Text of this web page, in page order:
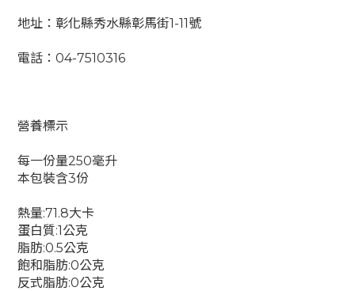
地址：彰化縣秀水縣彰馬街1-11號
電話：04-7510316
營養標示
每一份量250毫升
本包裝含3份
熱量:71.8大卡
蛋白質:1公克
脂肪:0.5公克
飽和脂肪:0公克
反式脂肪:0公克